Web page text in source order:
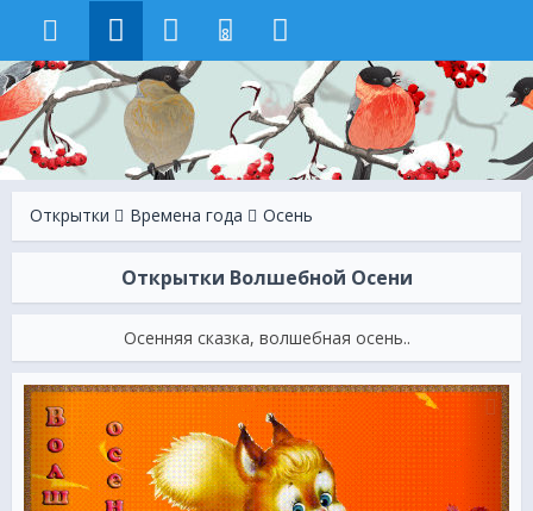
8
Открытки Времена года Осень
Открытки Волшебной Осени
Осенняя сказка, волшебная осень..